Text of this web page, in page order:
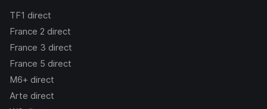
TF1 direct
France 2 direct
France 3 direct
France 5 direct
M6+ direct
Arte direct